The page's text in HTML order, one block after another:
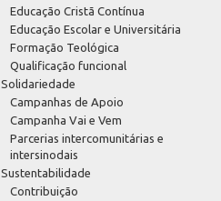
Educação Cristã Contínua
Educação Escolar e Universitária
Formação Teológica
Qualificação funcional
Solidariedade
Campanhas de Apoio
Campanha Vai e Vem
Parcerias intercomunitárias e
intersinodais
Sustentabilidade
Contribuição